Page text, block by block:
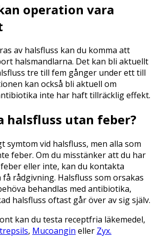
operation vara
av halsfluss kan du komma att
halsmandlarna. Det kan bli aktuellt
tre till fem gånger under ett till
kan också bli aktuell om
inte har haft tillräcklig effekt.
halsfluss utan feber?
symtom vid halsfluss, men alla som
feber. Om du misstänker att du har
eller inte, kan du kontakta
rådgivning. Halsfluss som orsakas
behandlas med antibiotika,
halsfluss oftast går över av sig själv.
kan du testa receptfria läkemedel,
, Mucoangin eller Zyx.